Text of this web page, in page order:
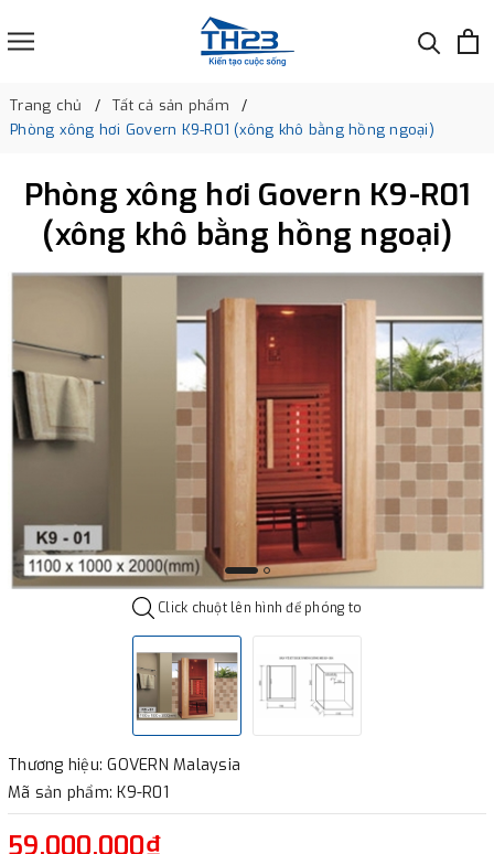
Trang chủ
Tất cả sản phẩm
Phòng xông hơi Govern K9-R01 (xông khô bằng hồng ngoại)
Phòng xông hơi Govern K9-R01
(xông khô bằng hồng ngoại)
Click chuột lên hình để phóng to
Thương hiệu: GOVERN Malaysia
Mã sản phẩm: K9-R01